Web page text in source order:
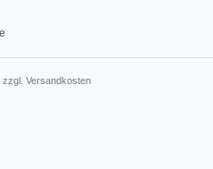
Versandkosten